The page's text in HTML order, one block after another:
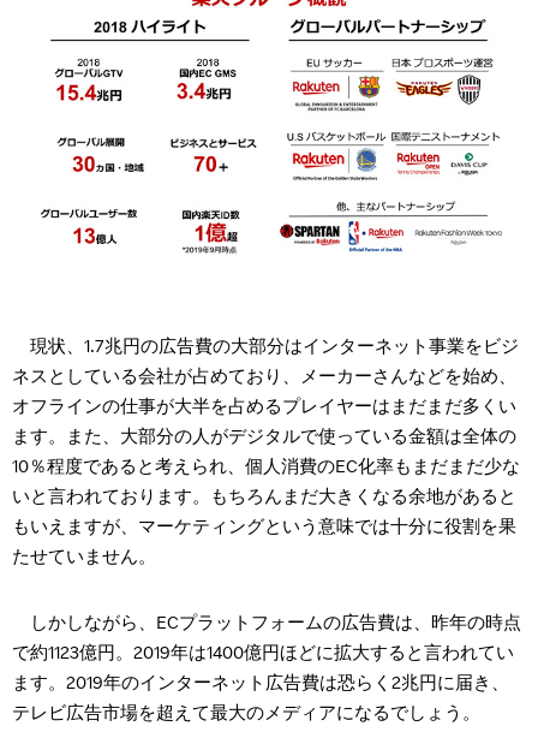
現状、1.7兆円の広告費の大部分はインターネット事業をビジ
ネスとしている会社が占めており、メーカーさんなどを始め、
オフラインの仕事が大半を占めるプレイヤーはまだまだ多くい
ます。また、大部分の人がデジタルで使っている金額は全体の
10％程度であると考えられ、個人消費のEC化率もまだまだ少な
いと言われております。もちろんまだ大きくなる余地があると
もいえますが、マーケティングという意味では十分に役割を果
たせていません。
しかしながら、ECプラットフォームの広告費は、昨年の時点
で約1123億円。2019年は1400億円ほどに拡大すると言われてい
ます。2019年のインターネット広告費は恐らく2兆円に届き、
テレビ広告市場を超えて最大のメディアになるでしょう。